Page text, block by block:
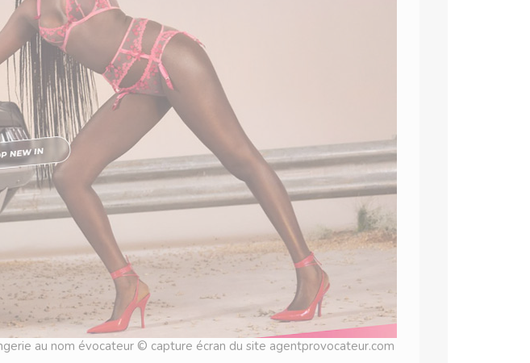
au nom évocateur © capture écran du site agentprovocateur.com